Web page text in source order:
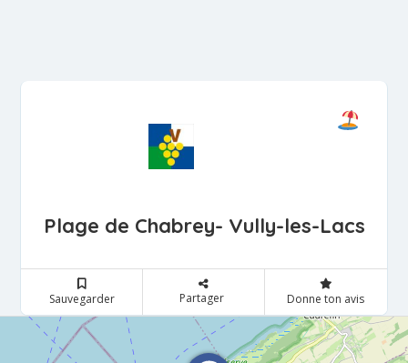
Plage de Chabrey- Vully-les-Lacs
Sauvegarder Partager Donne ton avis